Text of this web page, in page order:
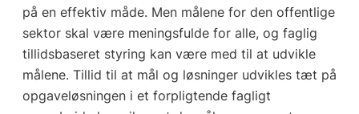
på en effektiv måde. Men målene for den offentlige
sektor skal være meningsfulde for alle, og faglig
tillidsbaseret styring kan være med til at udvikle
målene. Tillid til at mål og løsninger udvikles tæt på
opgaveløsningen i et forpligtende fagligt